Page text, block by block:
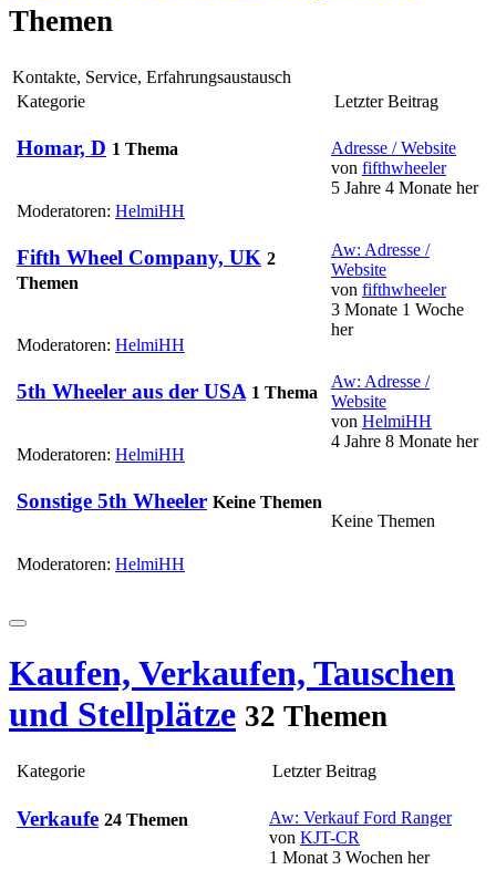
Themen
Kontakte, Service, Erfahrungsaustausch
Kategorie
Letzter Beitrag
Homar, D 1 Thema
Moderatoren: HelmiHH
Adresse / Website
von fifthwheeler
5 Jahre 4 Monate her
Fifth Wheel Company, UK 2
Themen
Moderatoren: HelmiHH
Aw: Adresse /
Website
von fifthwheeler
3 Monate 1 Woche
her
5th Wheeler aus der USA 1 Thema
Moderatoren: HelmiHH
Aw: Adresse /
Website
von HelmiHH
4 Jahre 8 Monate her
Sonstige 5th Wheeler Keine Themen
Moderatoren: HelmiHH
Keine Themen
Kaufen, Verkaufen, Tauschen
und Stellplätze 32 Themen
Kategorie Letzter Beitrag
Verkaufe 24 Themen
Aw: Verkauf Ford Ranger
von KJT-CR
1 Monat 3 Wochen her